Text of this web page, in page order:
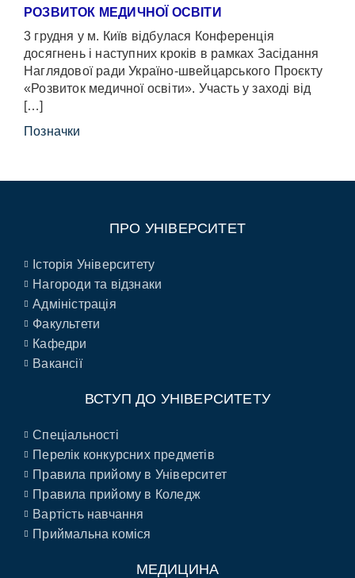
РОЗВИТОК МЕДИЧНОЇ ОСВІТИ
3 грудня у м. Київ відбулася Конференція
досягнень і наступних кроків в рамках Засідання
Наглядової ради Україно-швейцарського Проєкту
«Розвиток медичної освіти». Участь у заході від
[…]
Позначки
ПРО УНІВЕРСИТЕТ
Історія Університету
Нагороди та відзнаки
Адміністрація
Факультети
Кафедри
Вакансії
ВСТУП ДО УНІВЕРСИТЕТУ
Спеціальності
Перелік конкурсних предметів
Правила прийому в Університет
Правила прийому в Коледж
Вартість навчання
Приймальна коміся
МЕДИЦИНА